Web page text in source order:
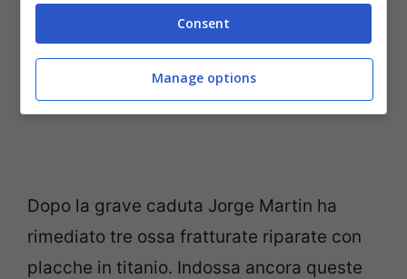
Dopo la grave caduta Jorge Martin ha
rimediato tre ossa fratturate riparate con
placche in titanio. Indossa ancora queste
Consent
Manage options